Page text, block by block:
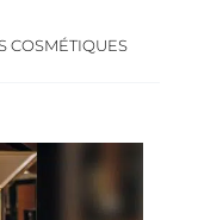
COSMÉTIQUES